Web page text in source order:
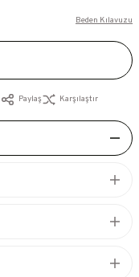
Beden Kılavuzu
Paylaş Karşılaştır